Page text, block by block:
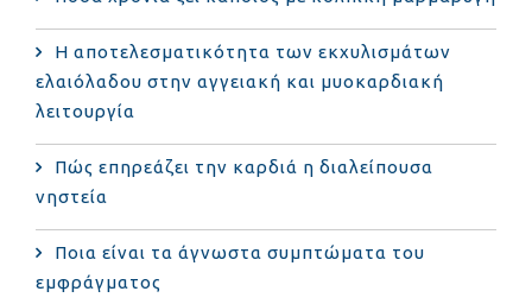
Η αποτελεσματικότητα των εκχυλισμάτων
ελαιόλαδου στην αγγειακή και μυοκαρδιακή
λειτουργία
Πώς επηρεάζει την καρδιά η διαλείπουσα
νηστεία
Ποια είναι τα άγνωστα συμπτώματα του
εμφράγματος